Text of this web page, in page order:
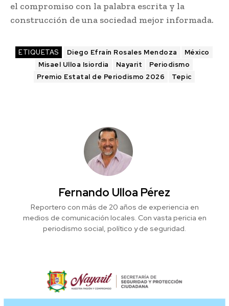
el compromiso con la palabra escrita y la
construcción de una sociedad mejor informada.
ETIQUETAS Diego Efraín Rosales Mendoza
México
Misael Ulloa Isiordia
Nayarit
Periodismo
Premio Estatal de Periodismo 2026
Tepic
Fernando Ulloa Pérez
Reportero con más de 20 años de experiencia en
medios de comunicación locales. Con vasta pericia en
periodismo social, político y de seguridad.